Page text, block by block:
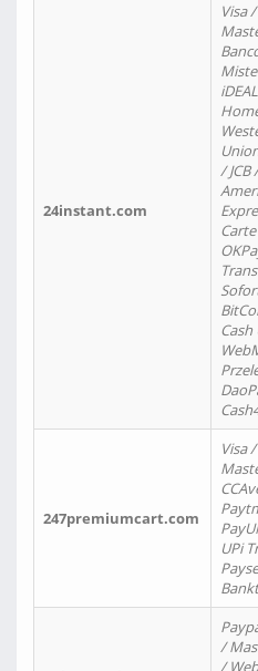
24instant.com
Visa /
/ JCB /
Cash
247premiumcart.com
Visa /
UPi
/
/